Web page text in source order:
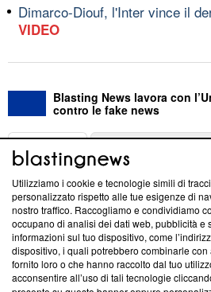
Dimarco-Diouf, l'Inter vince il
VIDEO
Blasting News lavora con
contro le fake news
ABOUT
Questa sezione offre informazioni
News, sui nostri processi editoriali e
creare news di qualità. Inoltre,
‘Trust Project - News with Integrity’
ancora membro del programma, ma
parte; Trust Project non ha ancora
Utilizziamo i cookie e tecnologie simili di
personalizzato rispetto alle tue esigenze di
nostro traffico. Raccogliamo e condividiamo
occupano di analisi dei dati web, pubblicità e
informazioni sul tuo dispositivo, come
dispositivo, i quali potrebbero combinarle
fornito loro o che hanno raccolto dal tuo
acconsentire all’uso di tali tecnologie